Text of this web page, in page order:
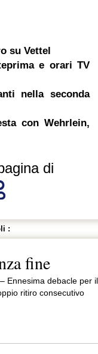
su Vettel
e orari TV
nella seconda
con Wehrlein,
di
:
fine
Ennesima debacle per il
ritiro consecutivo